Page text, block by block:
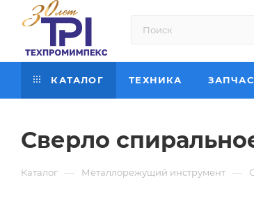
КАТАЛОГ ТЕХНИКА
Сверло
Каталог — Металлорежущий инструмент —